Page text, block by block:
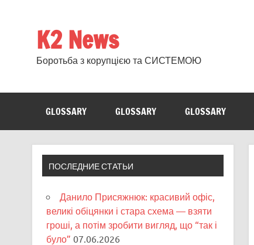
K2 News
Боротьба з корупцією та СИСТЕМОЮ
GLOSSARY GLOSSARY GLOSSARY
ПОСЛЕДНИЕ СТАТЬИ
Данило Присяжнюк: красивий офіс,
великі обіцянки і стара схема — взяти
гроші, а потім зробити вигляд, що “так і
було” 07.06.2026